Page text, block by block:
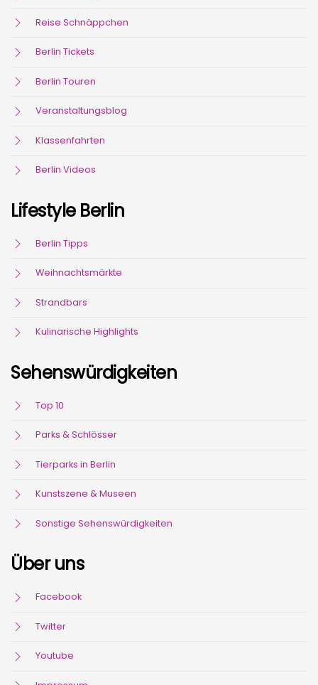
Reise Schnäppchen
Berlin Tickets
Berlin Touren
Veranstaltungsblog
Klassenfahrten
Berlin Videos
Lifestyle Berlin
Berlin Tipps
Weihnachtsmärkte
Strandbars
Kulinarische Highlights
Sehenswürdigkeiten
Top 10
Parks & Schlösser
Tierparks in Berlin
Kunstszene & Museen
Sonstige Sehenswürdigkeiten
Über uns
Facebook
Twitter
Youtube